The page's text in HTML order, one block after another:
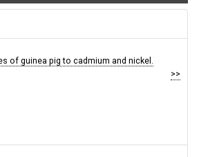
of guinea pig to cadmium and nickel.
>>